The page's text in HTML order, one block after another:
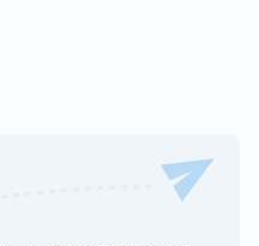
能在化疗中坚持下来，
是得癌症的有几个治好
信心就
过，豁出性命能踏实通
是撒但的愚弄，怕我们